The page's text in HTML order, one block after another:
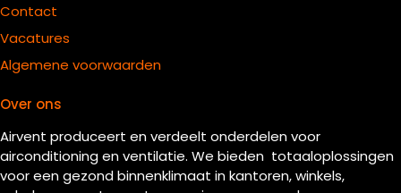
Contact
Vacatures
Algemene voorwaarden
Over ons
Airvent produceert en verdeelt onderdelen voor
airconditioning en ventilatie. We bieden totaaloplossingen
voor een gezond binnenklimaat in kantoren, winkels,